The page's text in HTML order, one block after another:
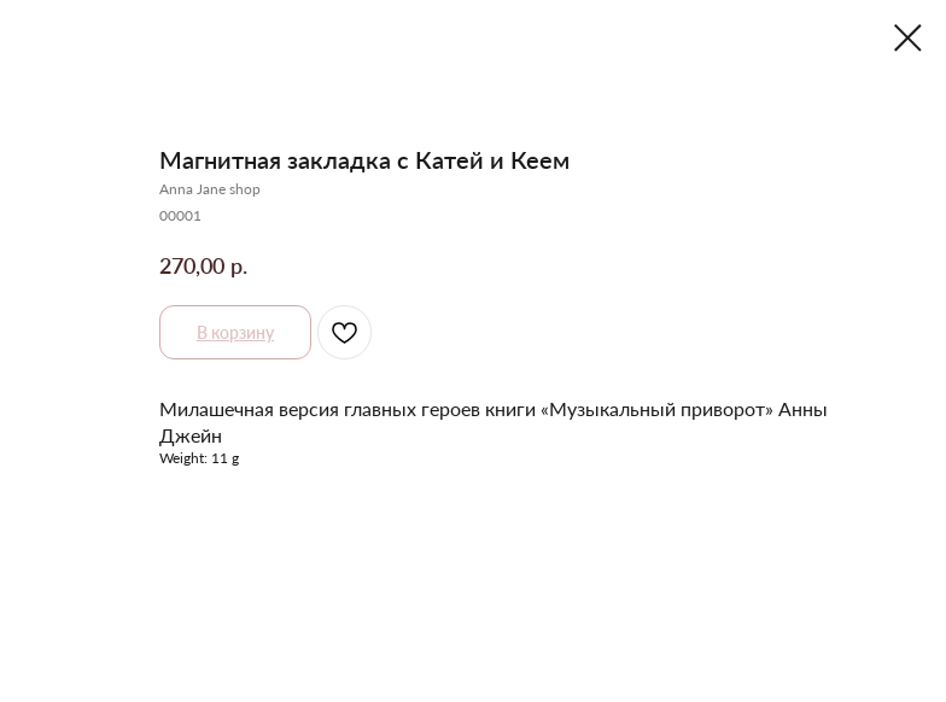
Магнитная закладка с Катей и Кеем
Anna Jane shop
00001
270,00 р.
В корзину
Милашечная версия главных героев книги «Музыкальный приворот» Анны
Джейн
Weight: 11 g